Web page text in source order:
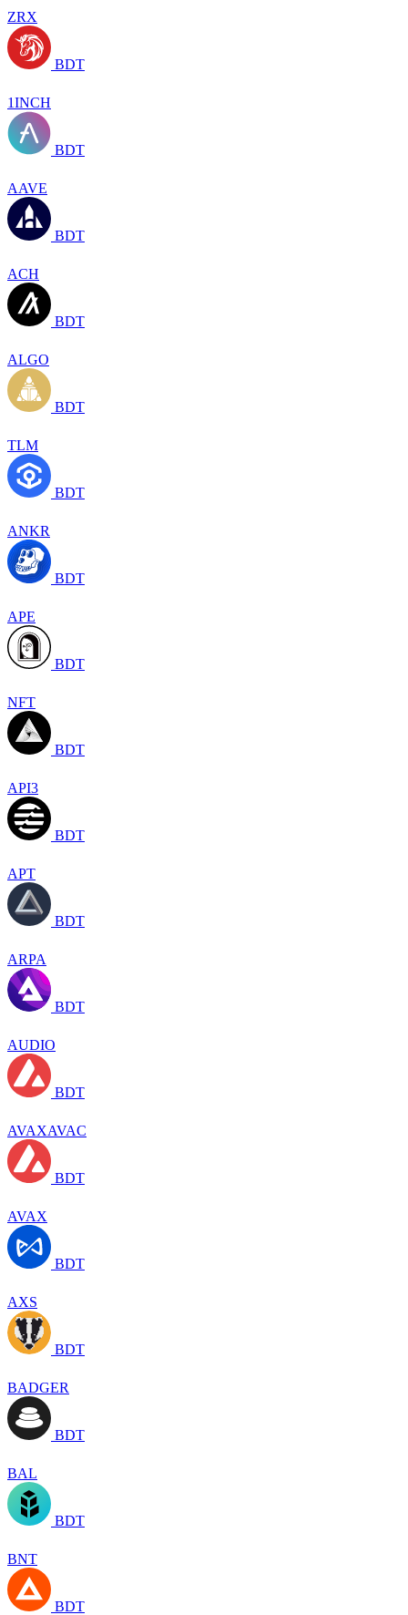
ZRX
BDT
1INCH
BDT
AAVE
BDT
ACH
BDT
ALGO
BDT
TLM
BDT
ANKR
BDT
APE
BDT
NFT
BDT
API3
BDT
APT
BDT
ARPA
BDT
AUDIO
BDT
AVAXAVAC
BDT
AVAX
BDT
AXS
BDT
BADGER
BDT
BAL
BDT
BNT
BDT